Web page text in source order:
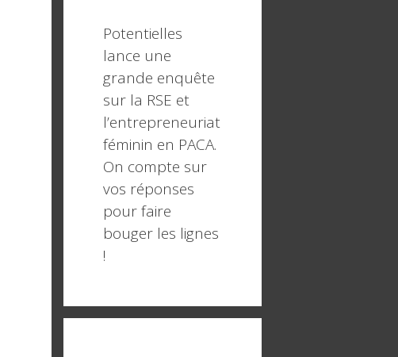
Potentielles
lance une
grande enquête
sur la RSE et
l’entrepreneuriat
féminin en PACA.
On compte sur
vos réponses
pour faire
bouger les lignes
!